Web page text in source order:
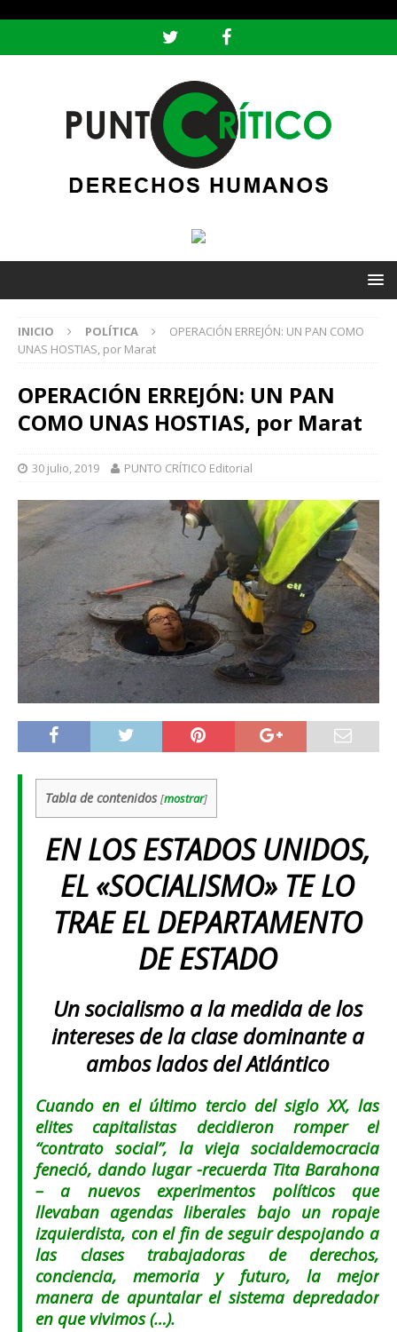
INICIO POLÍTICA
OPERACIÓN ERREJÓN: UN PAN COMO
UNAS HOSTIAS, por Marat
OPERACIÓN ERREJÓN: UN PAN
COMO UNAS HOSTIAS, por Marat
30 julio, 2019 PUNTO CRÍTICO Editorial
Tabla de contenidos [mostrar]
EN LOS ESTADOS UNIDOS,
EL «SOCIALISMO» TE LO
TRAE EL DEPARTAMENTO
DE ESTADO
Un socialismo a la medida de los
intereses de la clase dominante a
ambos lados del Atlántico
Cuando en el último tercio del siglo XX, las
elites capitalistas decidieron romper el
“contrato social”, la vieja socialdemocracia
feneció, dando lugar -recuerda Tita Barahona
– a nuevos experimentos políticos que
llevaban agendas liberales bajo un ropaje
izquierdista, con el fin de seguir despojando a
las clases trabajadoras de derechos,
conciencia, memoria y futuro, la mejor
manera de apuntalar el sistema depredador
en que vivimos (…).